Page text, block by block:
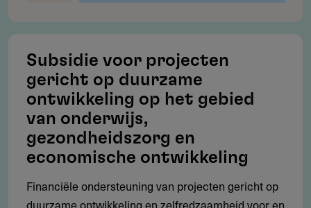
langer dan een jaar bestaat)
Gebruikersnotities
regeling/verstrekker
Deel je kennis/ervaring over deze regeling of
verstrekker met de Fondswervingonline community.
Subsidie voor projecten
gericht op duurzame
ontwikkeling op het gebied
van onderwijs,
gezondheidszorg en
economische ontwikkeling
Financiële ondersteuning van projecten gericht op
duurzame ontwikkeling en zelfredzaamheid voor en